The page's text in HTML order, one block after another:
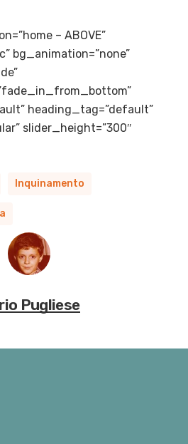
– ABOVE”
bg_animation=”none”
heading_tag=”default”
slider_height=”300″
Inquinamento
Pugliese